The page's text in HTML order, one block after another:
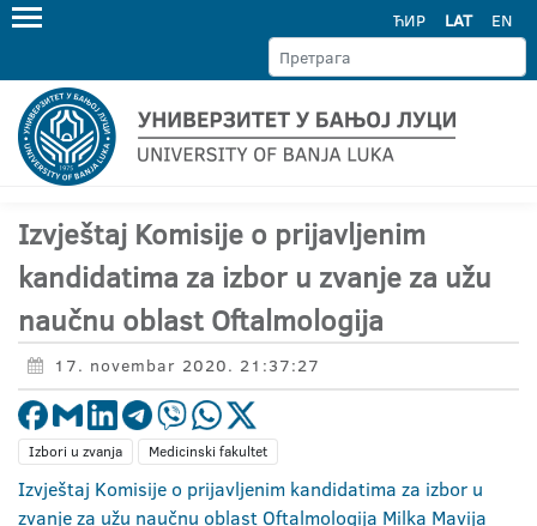
ЋИР LAT EN
Izvještaj Komisije o prijavljenim
kandidatima za izbor u zvanje za užu
naučnu oblast Oftalmologija
17. novembar 2020. 21:37:27
Izbori u zvanja Medicinski fakultet
Izvještaj Komisije o prijavljenim kandidatima za izbor u
zvanje za užu naučnu oblast Oftalmologija Milka Mavija